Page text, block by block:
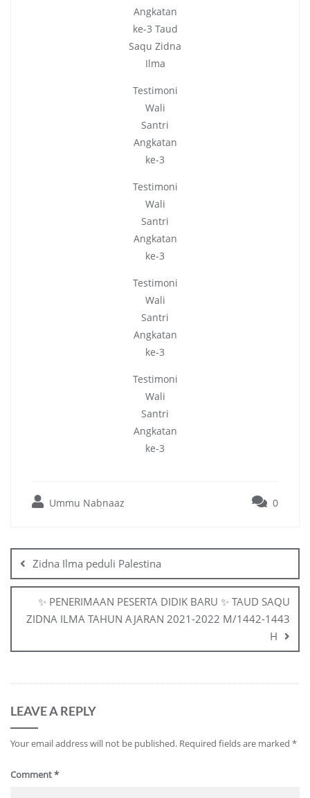
Angkatan
ke-3 Taud
Saqu Zidna
Ilma
Testimoni
Wali
Santri
Angkatan
ke-3
Testimoni
Wali
Santri
Angkatan
ke-3
Testimoni
Wali
Santri
Angkatan
ke-3
Testimoni
Wali
Santri
Angkatan
ke-3
Ummu Nabnaaz 0
navigation
Zidna Ilma peduli Palestina
✨ PENERIMAAN PESERTA DIDIK BARU ✨ TAUD SAQU
ZIDNA ILMA TAHUN AJARAN 2021-2022 M/1442-1443
H
LEAVE A REPLY
Your email address will not be published. Required fields are marked *
Comment*